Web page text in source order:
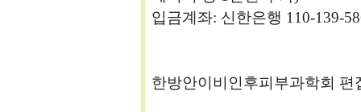
입금계좌: 신한은행 110-139-
한방안이비인후피부과학회 편